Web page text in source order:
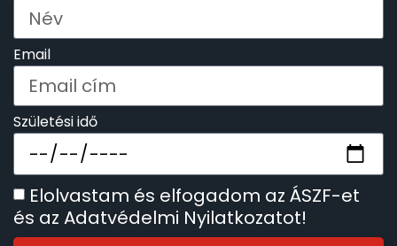
Email
Születési idő
Elolvastam és elfogadom az ÁSZF-et
és az Adatvédelmi Nyilatkozatot!